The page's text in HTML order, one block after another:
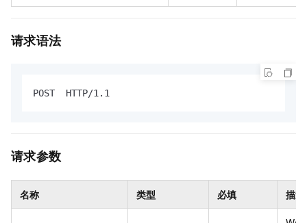
请求语法
POST  HTTP/1.1
请求参数
名称 类型 必填 描述